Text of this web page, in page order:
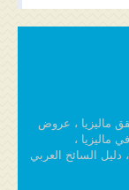
ماليزيا ، عروض
ماليزيا ،
دليل السائح العربي